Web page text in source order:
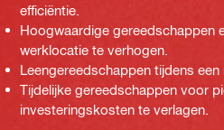
efficiëntie.
Hoogwaardige gereedschappen
werklocatie te verhogen.
Leengereedschappen tijdens
Tijdelijke gereedschappen voor
investeringskosten te verlagen.